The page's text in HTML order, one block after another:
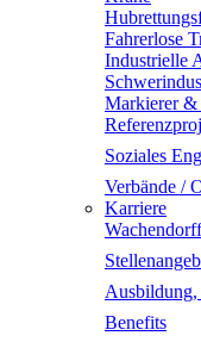
Fahrerlose
Industrielle
Markierer &
Soziales
Verbände /
Karriere
Ausbildung,
Benefits